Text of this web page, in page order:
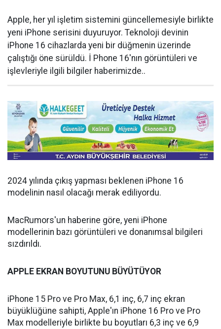
Apple, her yıl işletim sistemini güncellemesiyle birlikte
yeni iPhone serisini duyuruyor. Teknoloji devinin
iPhone 16 cihazlarda yeni bir düğmenin üzerinde
çalıştığı öne sürüldü. İ Phone 16'nın görüntüleri ve
işlevleriyle ilgili bilgiler haberimizde..
2024 yılında çıkış yapması beklenen iPhone 16
modelinin nasıl olacağı merak ediliyordu.
MacRumors'un haberine göre, yeni iPhone
modellerinin bazı görüntüleri ve donanımsal bilgileri
sızdırıldı.
APPLE EKRAN BOYUTUNU BÜYÜTÜYOR
iPhone 15 Pro ve Pro Max, 6,1 inç, 6,7 inç ekran
büyüklüğüne sahipti, Apple'ın iPhone 16 Pro ve Pro
Max modelleriyle birlikte bu boyutları 6,3 inç ve 6,9